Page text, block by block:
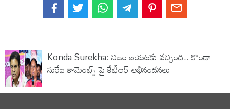
Konda Surekha: నిజం బయటకు వచ్చింది.. కొండా
సురేఖ కామెంట్స్ పై కేటీఆర్ అభినందనలు